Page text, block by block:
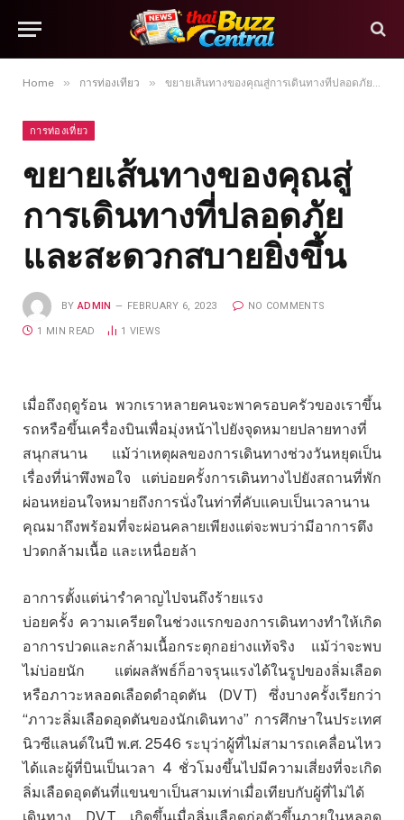
Home » การท่องเที่ยว » ขยายเส้นทางของคุณสู่การเดินทางที่ปลอดภัยและสะดวกสบายยิ่งขึ้น
การท่องเที่ยว
ขยายเส้นทางของคุณสู่
การเดินทางที่ปลอดภัย
และสะดวกสบายยิ่งขึ้น
BY ADMIN FEBRUARY 6, 2023 NO COMMENTS
1 MIN READ 1 VIEWS
เมื่อถึงฤดูร้อน พวกเราหลายคนจะพาครอบครัวของเราขึ้น
รถหรือขึ้นเครื่องบินเพื่อมุ่งหน้าไปยังจุดหมายปลายทางที่
สนุกสนาน แม้ว่าเหตุผลของการเดินทางช่วงวันหยุดเป็น
เรื่องที่น่าพึงพอใจ แต่บ่อยครั้งการเดินทางไปยังสถานที่พัก
ผ่อนหย่อนใจหมายถึงการนั่งในท่าที่คับแคบเป็นเวลานาน
คุณมาถึงพร้อมที่จะผ่อนคลายเพียงแต่จะพบว่ามีอาการตึง
ปวดกล้ามเนื้อ และเหนื่อยล้า
อาการตั้งแต่น่ารำคาญไปจนถึงร้ายแรง
บ่อยครั้ง ความเครียดในช่วงแรกของการเดินทางทำให้เกิด
อาการปวดและกล้ามเนื้อกระตุกอย่างแท้จริง แม้ว่าจะพบ
ไม่บ่อยนัก แต่ผลลัพธ์ก็อาจรุนแรงได้ในรูปของลิ่มเลือด
หรือภาวะหลอดเลือดดำอุดตัน (DVT) ซึ่งบางครั้งเรียกว่า
“ภาวะลิ่มเลือดอุดตันของนักเดินทาง” การศึกษาในประเทศ
นิวซีแลนด์ในปี พ.ศ. 2546 ระบุว่าผู้ที่ไม่สามารถเคลื่อนไหว
ได้และผู้ที่บินเป็นเวลา 4 ชั่วโมงขึ้นไปมีความเสี่ยงที่จะเกิด
ลิ่มเลือดอุดตันที่แขนขาเป็นสามเท่าเมื่อเทียบกับผู้ที่ไม่ได้
เดินทาง DVT เกิดขึ้นเมื่อลิ่มเลือดก่อตัวขึ้นภายในหลอด